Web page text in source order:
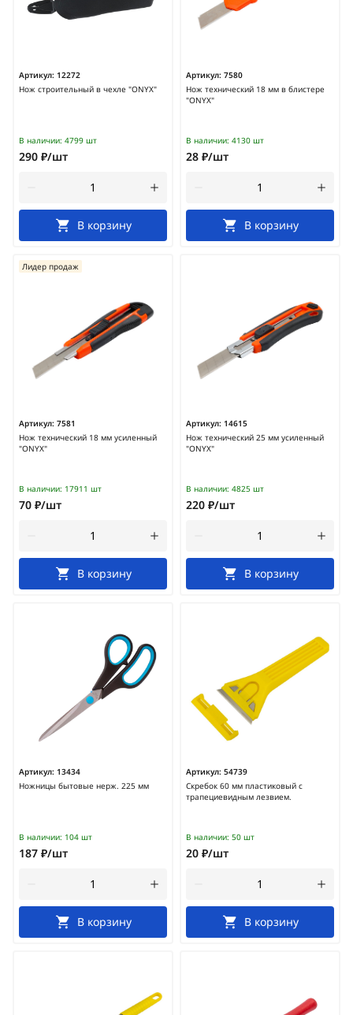
Артикул: 12272
Нож строительный в чехле "ONYX"
В наличии: 4799 шт
290 ₽/шт
В корзину
Артикул: 7580
Нож технический 18 мм в блистере
"ONYX"
В наличии: 4130 шт
28 ₽/шт
В корзину
Артикул: 7581
Нож технический 18 мм усиленный
"ONYX"
Лидер продаж
В наличии: 17911 шт
70 ₽/шт
В корзину
Артикул: 14615
Нож технический 25 мм усиленный
"ONYX"
В наличии: 4825 шт
220 ₽/шт
В корзину
Артикул: 13434
Ножницы бытовые нерж. 225 мм
В наличии: 104 шт
187 ₽/шт
В корзину
Артикул: 54739
Скребок 60 мм пластиковый с
трапециевидным лезвием.
В наличии: 50 шт
20 ₽/шт
В корзину